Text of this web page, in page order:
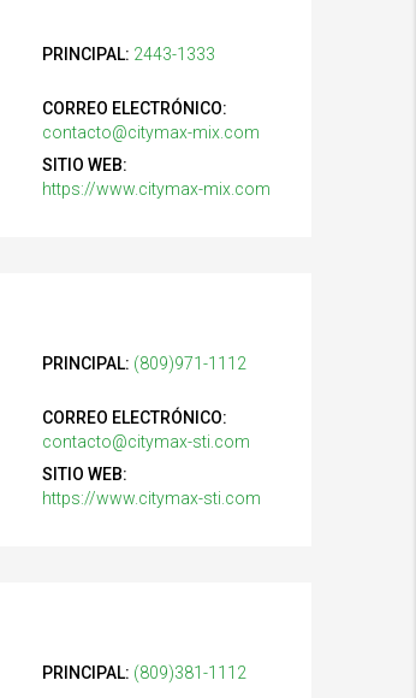
PRINCIPAL: 2443-1333
CORREO ELECTRÓNICO:
contacto@citymax-mix.com
SITIO WEB:
https://www.citymax-mix.com
PRINCIPAL: (809)971-1112
CORREO ELECTRÓNICO:
contacto@citymax-sti.com
SITIO WEB:
https://www.citymax-sti.com
PRINCIPAL: (809)381-1112